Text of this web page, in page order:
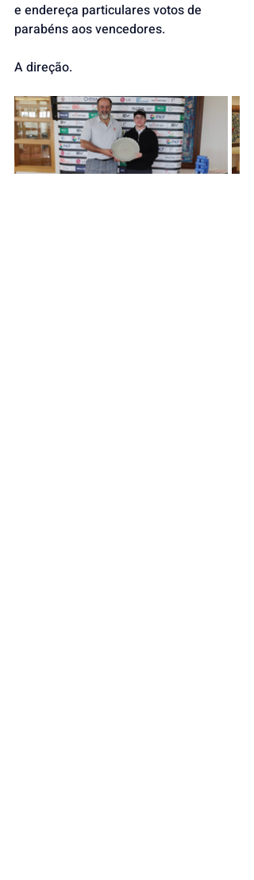
e endereça particulares votos de
parabéns aos vencedores.
A direção.